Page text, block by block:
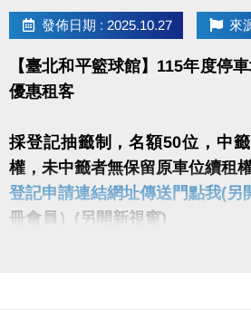
發佈日期 : 2025.10.27 來
【臺北和平籃球館】115年度停
優惠租客
採登記抽籤制，名額50位，中
權，未中籤者無保留原車位續租權
登記申請連結網址傳送門點我(另
冊會員）(另開新視窗)
登記時間：114/11/3（一）10:00